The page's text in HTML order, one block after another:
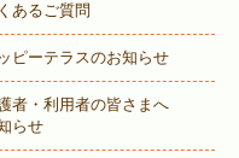
DIDIM
あるご質問
ピーテラスのお知らせ
者・利用者の皆さまへ
らせ